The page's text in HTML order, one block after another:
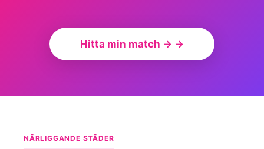
Hitta min match → →
NÄRLIGGANDE STÄDER